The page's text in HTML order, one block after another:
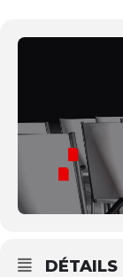
DÉTAILS